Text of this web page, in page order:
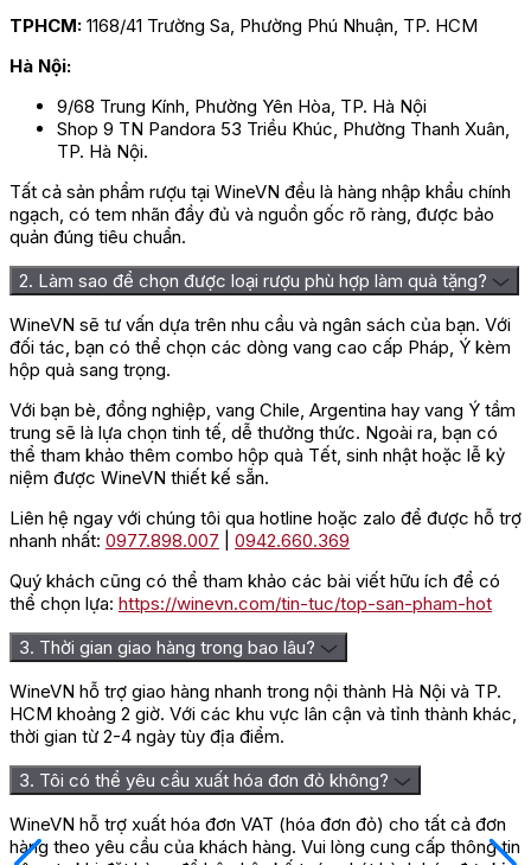
TPHCM: 1168/41 Trường Sa, Phường Phú Nhuận, TP. HCM
Hà Nội:
9/68 Trung Kính, Phường Yên Hòa, TP. Hà Nội
Shop 9 TN Pandora 53 Triều Khúc, Phường Thanh Xuân,
TP. Hà Nội.
Tất cả sản phẩm rượu tại WineVN đều là hàng nhập khẩu chính
ngạch, có tem nhãn đầy đủ và nguồn gốc rõ ràng, được bảo
quản đúng tiêu chuẩn.
2. Làm sao để chọn được loại rượu phù hợp làm quà tặng?
WineVN sẽ tư vấn dựa trên nhu cầu và ngân sách của bạn. Với
đối tác, bạn có thể chọn các dòng vang cao cấp Pháp, Ý kèm
hộp quà sang trọng.
Với bạn bè, đồng nghiệp, vang Chile, Argentina hay vang Ý tầm
trung sẽ là lựa chọn tinh tế, dễ thưởng thức. Ngoài ra, bạn có
thể tham khảo thêm combo hộp quà Tết, sinh nhật hoặc lễ kỷ
niệm được WineVN thiết kế sẵn.
Liên hệ ngay với chúng tôi qua hotline hoặc zalo để được hỗ trợ
nhanh nhất: 0977.898.007
0942.660.369
Quý khách cũng có thể tham khảo các bài viết hữu ích để có
thể chọn lựa: https://winevn.com/tin-tuc/top-san-pham-hot
3. Thời gian giao hàng trong bao lâu?
WineVN hỗ trợ giao hàng nhanh trong nội thành Hà Nội và TP.
HCM khoảng 2 giờ. Với các khu vực lân cận và tỉnh thành khác,
thời gian từ 2-4 ngày tùy địa điểm.
3. Tôi có thể yêu cầu xuất hóa đơn đỏ không?
WineVN hỗ trợ xuất hóa đơn VAT (hóa đơn đỏ) cho tất cả đơn
hàng theo yêu cầu của khách hàng. Vui lòng cung cấp thông tin